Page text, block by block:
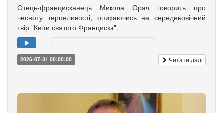
Отець-францисканець Микола Орач говорить про
чесноту терпеливості, опираючись на середньовічний
твір "Квіти святого Франциска".
2026-07-31 00:00:00 Читати далі